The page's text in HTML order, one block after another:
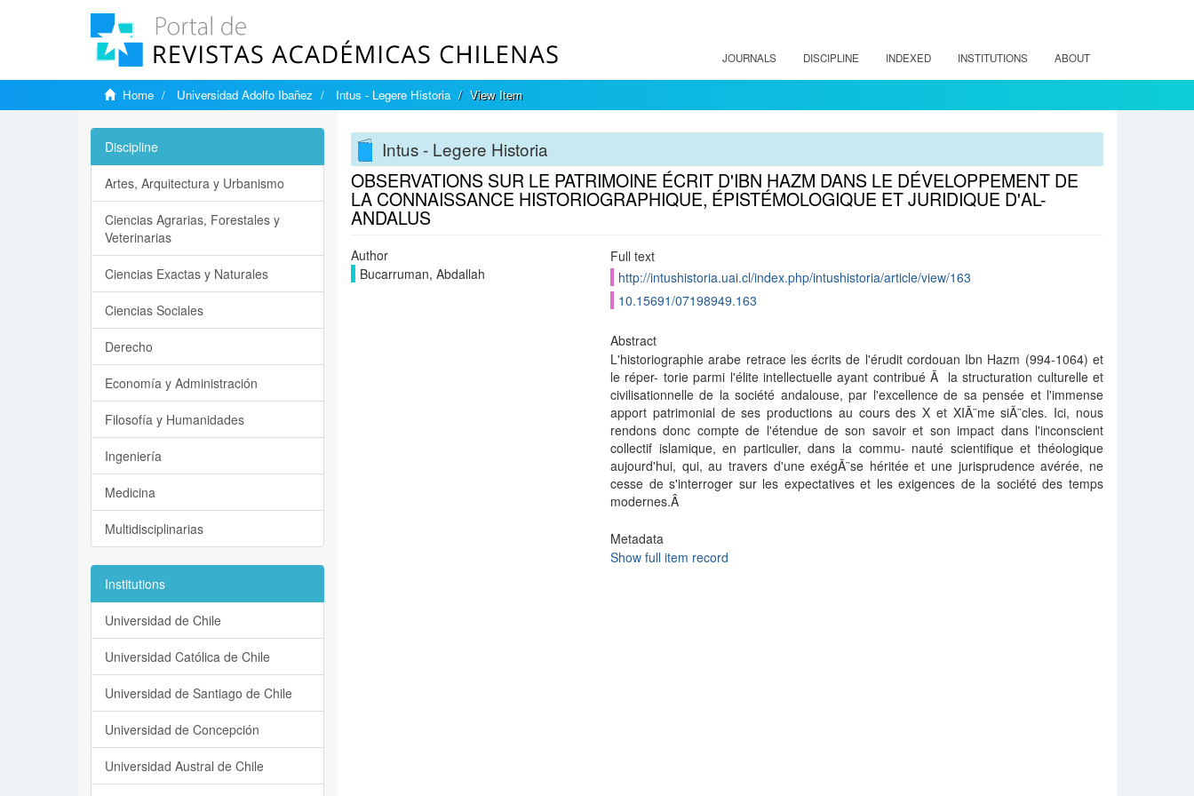
JOURNALS DISCIPLINE INDEXED INSTITUTIONS ABOUT
Home Universidad Adolfo Ibañez Intus - Legere Historia View Item
Intus - Legere Historia
OBSERVATIONS SUR LE PATRIMOINE ÉCRIT D'IBN HAZM DANS LE DÉVELOPPEMENT DE
LA CONNAISSANCE HISTORIOGRAPHIQUE, ÉPISTÉMOLOGIQUE ET JURIDIQUE D'AL-
ANDALUS
Author
Bucarruman, Abdallah
Full text
http://intushistoria.uai.cl/index.php/intushistoria/article/view/163
10.15691/07198949.163
Abstract
L'historiographie arabe retrace les écrits de l'érudit cordouan Ibn Hazm (994-1064) et
le réper- torie parmi l'élite intellectuelle ayant contribué Ã la structuration culturelle et
civilisationnelle de la société andalouse, par l'excellence de sa pensée et l'immense
apport patrimonial de ses productions au cours des X et XIÃ¨me siÃ¨cles. Ici, nous
rendons donc compte de l'étendue de son savoir et son impact dans l'inconscient
collectif islamique, en particulier, dans la commu- nauté scientifique et théologique
aujourd'hui, qui, au travers d'une exégÃ¨se héritée et une jurisprudence avérée, ne
cesse de s'interroger sur les expectatives et les exigences de la société des temps
modernes.Â
Metadata
Show full item record
Discipline
Artes, Arquitectura y Urbanismo
Ciencias Agrarias, Forestales y
Veterinarias
Ciencias Exactas y Naturales
Ciencias Sociales
Derecho
Economía y Administración
Filosofía y Humanidades
Ingeniería
Medicina
Multidisciplinarias
Institutions
Universidad de Chile
Universidad Católica de Chile
Universidad de Santiago de Chile
Universidad de Concepción
Universidad Austral de Chile